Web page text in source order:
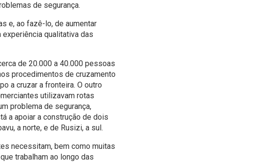
de segurança.
e, ao fazê-lo, de aumentar
qualitativa das
de 20.000 a 40.000 pessoas
procedimentos de cruzamento
a cruzar a fronteira. O outro
utilizavam rotas
problema de segurança,
a apoiar a construção de dois
a norte, e de Rusizi, a sul.
necessitam, bem como muitas
trabalham ao longo das